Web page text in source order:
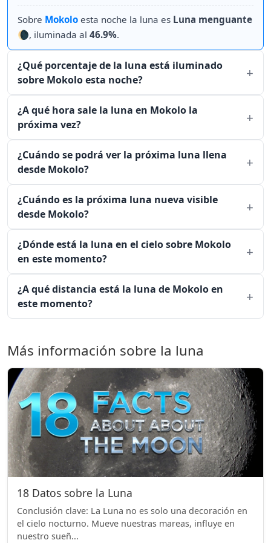
Sobre Mokolo esta noche la luna es Luna menguante
🌘, iluminada al 46.9%.
¿Qué porcentaje de la luna está iluminado
sobre Mokolo esta noche?
¿A qué hora sale la luna en Mokolo la
próxima vez?
¿Cuándo se podrá ver la próxima luna llena
desde Mokolo?
¿Cuándo es la próxima luna nueva visible
desde Mokolo?
¿Dónde está la luna en el cielo sobre Mokolo
en este momento?
¿A qué distancia está la luna de Mokolo en
este momento?
Más información sobre la luna
18 Datos sobre la Luna
Conclusión clave: La Luna no es solo una decoración en
el cielo nocturno. Mueve nuestras mareas, influye en
nuestro sueñ...